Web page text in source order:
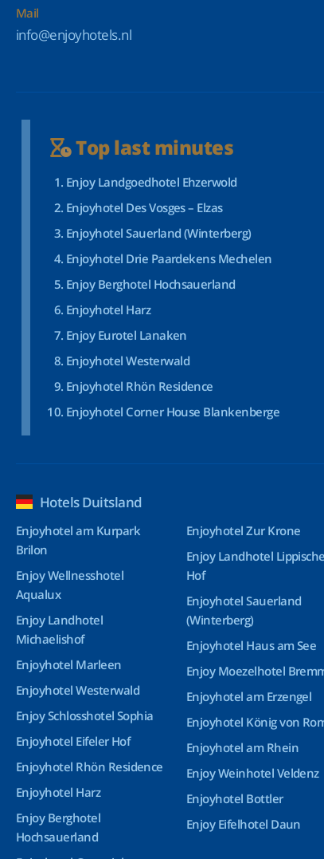
Mail
info@enjoyhotels.nl
Top last minutes
Enjoy Landgoedhotel Ehzerwold
Enjoyhotel Des Vosges – Elzas
Enjoyhotel Sauerland (Winterberg)
Enjoyhotel Drie Paardekens Mechelen
Enjoy Berghotel Hochsauerland
Enjoyhotel Harz
Enjoy Eurotel Lanaken
Enjoyhotel Westerwald
Enjoyhotel Rhön Residence
Enjoyhotel Corner House Blankenberge
Hotels Duitsland
Enjoyhotel am Kurpark
Brilon
Enjoy Wellnesshotel
Aqualux
Enjoy Landhotel
Michaelishof
Enjoyhotel Marleen
Enjoyhotel Westerwald
Enjoy Schlosshotel Sophia
Enjoyhotel Eifeler Hof
Enjoyhotel Rhön Residence
Enjoyhotel Harz
Enjoy Berghotel
Hochsauerland
Enjoyhotel Zur Krone
Enjoy Landhotel
Hof
Enjoyhotel Sauerland
(Winterberg)
Enjoyhotel Haus am See
Enjoy Moezelhotel
Enjoyhotel am Erzengel
Enjoyhotel König von
Enjoyhotel am Rhein
Enjoy Weinhotel Veldenz
Enjoyhotel Bottler
Enjoy Eifelhotel Daun